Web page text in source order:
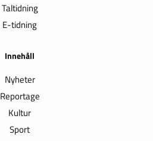
Taltidning
E-tidning
Innehåll
Nyheter
Reportage
Kultur
Sport